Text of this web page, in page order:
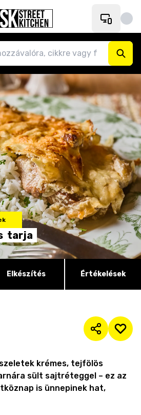
tarja
Elkészítés Értékelések
krémes, tejfölös
sült sajtréteggel – ez az
is ünnepinek hat,